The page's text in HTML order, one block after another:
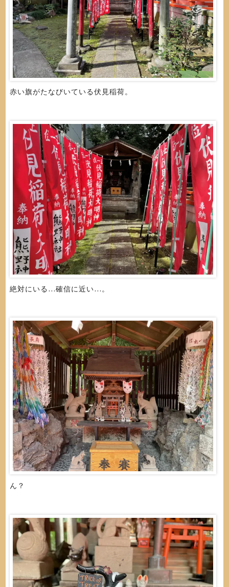
赤い旗がたなびいている伏見稲荷。
絶対にいる…確信に近い…。
ん？